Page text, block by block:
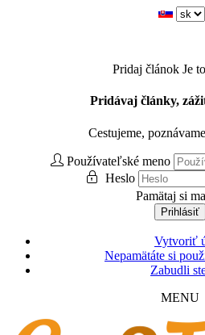
Pridaj článok Je
Pridávaj články,
Cestujeme,
Používateľské meno
Heslo
Pamätaj si ma
Prihlásiť
Vytvoriť
Nepamätáte si
Zabudli
MENU